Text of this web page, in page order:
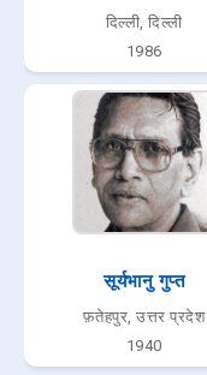
दिल्ली, दिल्ली
1986
सूर्यभानु गुप्त
फ़तेहपुर, उत्तर प्रदेश
1940